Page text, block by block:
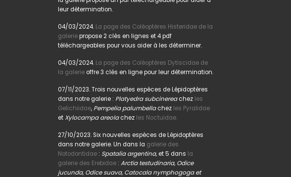
leur détermination.
04/03/2024. La page des Coléoptères Histeridae de la
galeriepropose 2 clés en lignes et 4 pdf
téléchargeables pour vous aider à les déterminer.
04/03/2024. La page des Coléoptères Dytiscidae de
la galerie offre 3 clés en ligne pour leur détermination.
07/11/2023. Trois nouvelles espèces de Lépidoptères
dans notre galerie : Platyedra subcinereachez les
Gelichiidae, Pempelia palumbellachez les Pyralidae
etXylocampa areolachez les Noctuidae.
27/10/2023. Six nouvelles espèces de Lépidoptères
dans notre galerie. Un dans la galerie des
Notodontidae : Spatalia argentina,et 5 dans la
galerie des Erebidae : Arctia testudinaria, Odice
jucunda, Odice suava, Catocala nymphogoga et